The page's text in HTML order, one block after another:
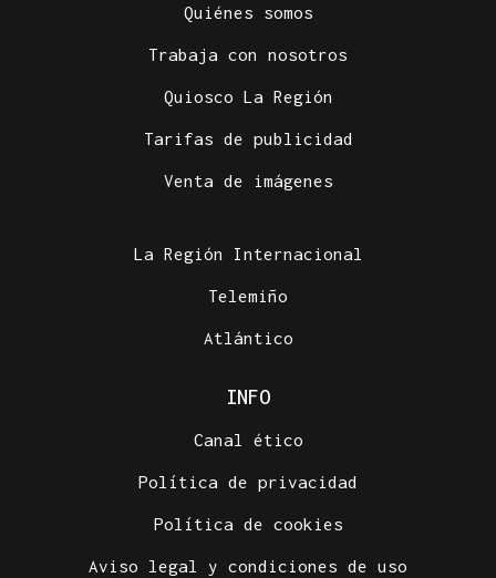
Quiénes somos
Trabaja con nosotros
Quiosco La Región
Tarifas de publicidad
Venta de imágenes
La Región Internacional
Telemiño
Atlántico
INFO
Canal ético
Política de privacidad
Política de cookies
Aviso legal y condiciones de uso